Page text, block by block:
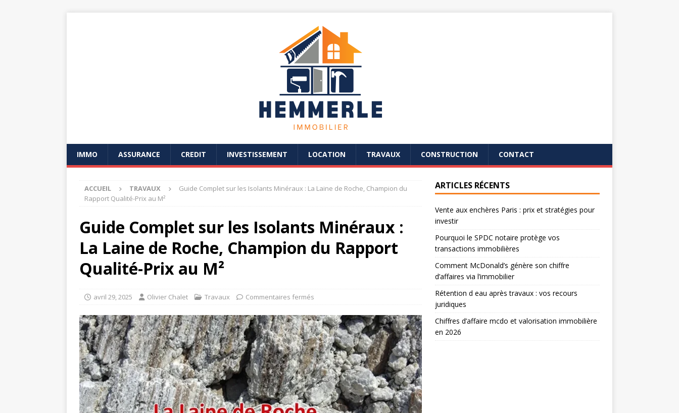
IMMO ASSURANCE CREDIT INVESTISSEMENT LOCATION TRAVAUX CONSTRUCTION CONTACT
ACCUEIL TRAVAUX
Guide Complet sur les Isolants Minéraux : La Laine de Roche, Champion du
Rapport Qualité-Prix au M²
Guide Complet sur les Isolants Minéraux :
La Laine de Roche, Champion du Rapport
Qualité-Prix au M²
avril 29, 2025 Olivier Chalet Travaux Commentaires fermés
ARTICLES RÉCENTS
Vente aux enchères Paris : prix et stratégies pour
investir
Pourquoi le SPDC notaire protège vos
transactions immobilières
Comment McDonald’s génère son chiffre
d’affaires via l’immobilier
Rétention d eau après travaux : vos recours
juridiques
Chiffres d’affaire mcdo et valorisation immobilière
en 2026